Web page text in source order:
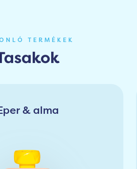
TERMÉKEK
& alma